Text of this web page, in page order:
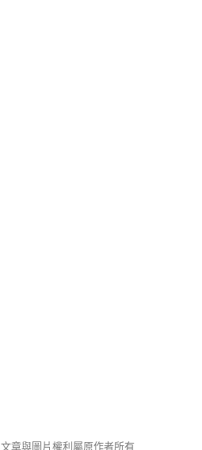
文章與圖片權利屬原作者所有